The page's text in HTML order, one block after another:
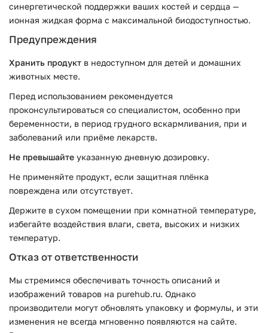
синергетической поддержки ваших костей и сердца —
ионная жидкая форма с максимальной биодоступностью.
Предупреждения
Хранить продукт в недоступном для детей и домашних
животных месте.
Перед использованием рекомендуется
проконсультироваться со специалистом, особенно при
беременности, в период грудного вскармливания, при и
заболеваний или приёме лекарств.
Не превышайте указанную дневную дозировку.
Не применяйте продукт, если защитная плёнка
повреждена или отсутствует.
Держите в сухом помещении при комнатной температуре,
избегайте воздействия влаги, света, высоких и низких
температур.
Отказ от ответственности
Мы стремимся обеспечивать точность описаний и
изображений товаров на purehub.ru. Однако
производители могут обновлять упаковку и формулы, и эти
изменения не всегда мгновенно появляются на сайте.